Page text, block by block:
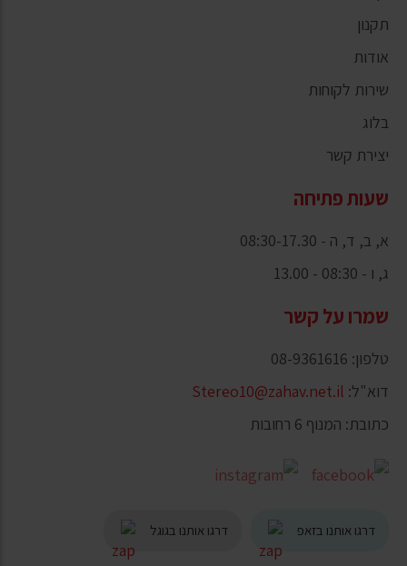
תקנון
אודות
שירות לקוחות
בלוג
יצירת קשר
שעות פתיחה
א, ב, ד, ה - 08:30-17.30
ג, ו - 08:30 - 13.00
שמרו על קשר
טלפון: 08-9361616
דוא"ל: Stereo10@zahav.net.il
כתובת: המנוף 6 רחובות
דרגו אותנו בזאפ דרגו אותנו בגוגל